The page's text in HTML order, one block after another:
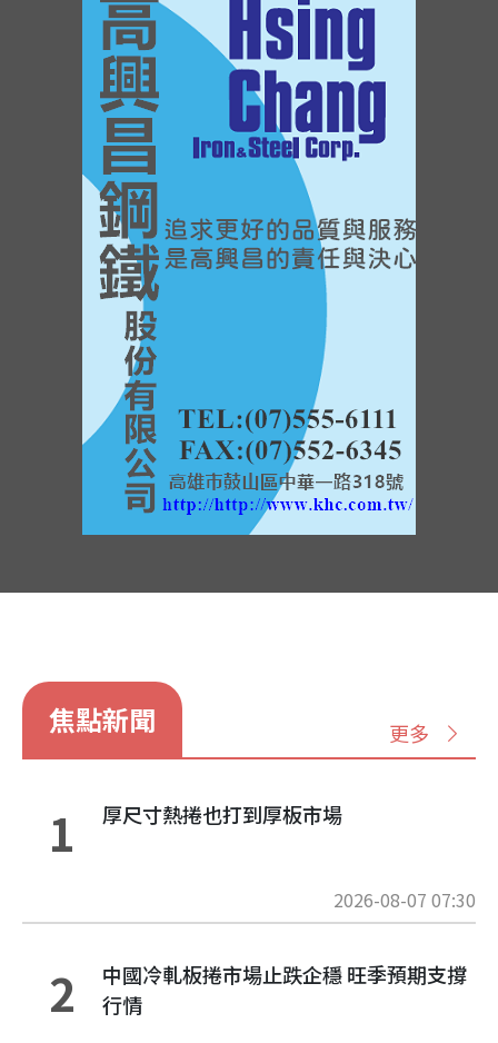
焦點新聞 更多
1 厚尺寸熱捲也打到厚板市場
2026-08-07 07:30
2
中國冷軋板捲市場止跌企穩 旺季預期支撐
行情